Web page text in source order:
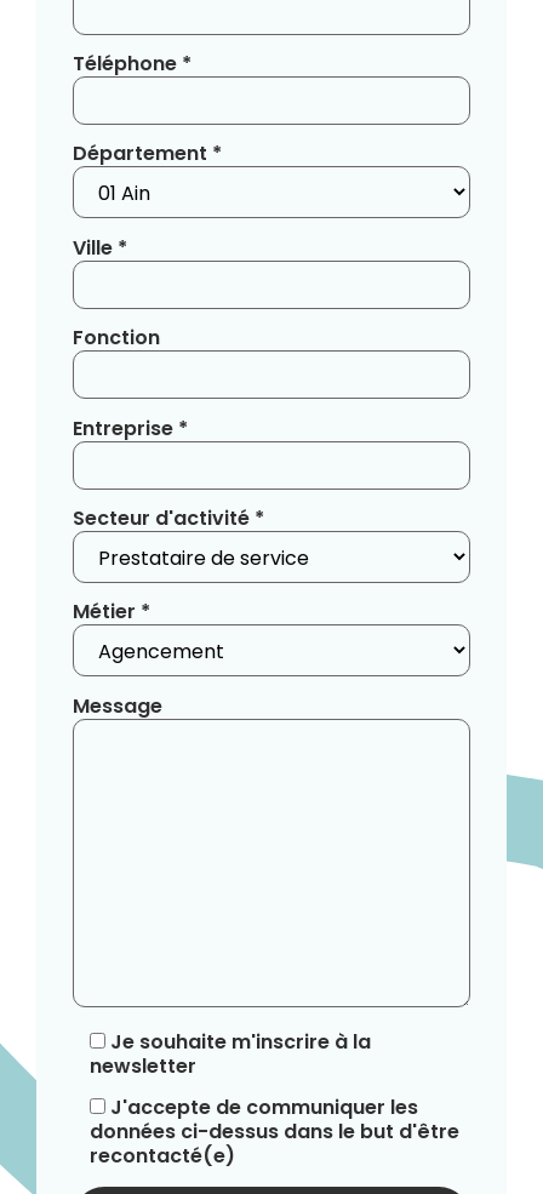
Téléphone *
Département *
Ville *
Fonction
Entreprise *
Secteur d'activité *
Métier *
Message
Je souhaite m'inscrire à la
newsletter
J'accepte de communiquer les
données ci-dessus dans le but d'être
recontacté(e)